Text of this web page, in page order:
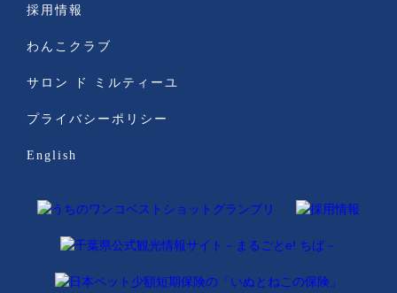
採用情報
わんこクラブ
サロン ド ミルティーユ
プライバシーポリシー
English